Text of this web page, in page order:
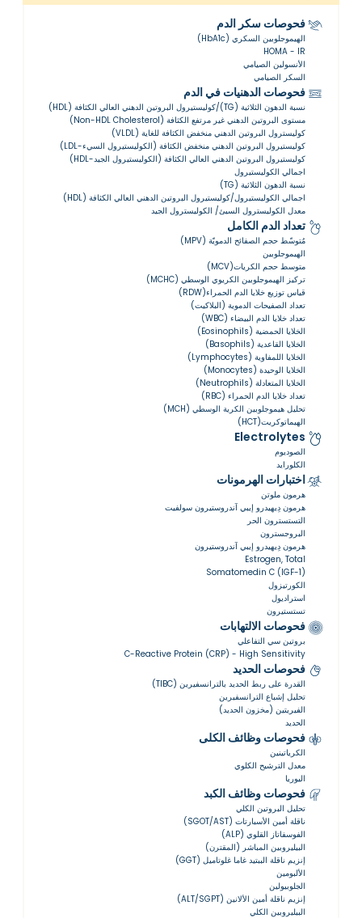
فحوصات سكر الدم
الهيموجلوبين السكري (HbA1c)
HOMA - IR
الأنسولين الصيامي
السكر الصيامي
فحوصات الدهنيات في الدم
نسبة الدهون الثلاثية (TG)/كوليستيرول البروتين الدهني العالي الكثافة (HDL)
مستوى البروتين الدهني غير مرتفع الكثافة (Non-HDL Cholesterol)
كوليسترول البروتين الدهني منخفض الكثافة للغاية (VLDL)
كوليستيرول البروتين الدهني منخفض الكثافة (الكوليستيرول السيء-LDL)
كوليستيرول البروتين الدهني العالي الكثافة (الكوليستيرول الجيد-HDL)
اجمالي الكوليستيرول
نسبة الدهون الثلاثية (TG)
اجمالي الكوليستيرول/كوليستيرول البروتين الدهني العالي الكثافة (HDL)
معدل الكوليسترول السيئ/ الكوليسترول الجيد
تعداد الدم الكامل
مُتوسّط ​​حجم الصفائح الدمويّة (MPV)
الهيموجلوبين
متوسط حجم الكريات(MCV)
تركيز الهيموجلوبين الكريوي الوسطي (MCHC)
قياس توزيع خلايا الدم الحمراء(RDW)
تعداد الصفيحات الدموية (البلاكيت)
تعداد خلايا الدم البيضاء (WBC)
الخلايا الحمضية (Eosinophils)
الخلايا القاعدية (Basophils)
الخلايا اللمفاوية (Lymphocytes)
الخلايا الوحيدة (Monocytes)
الخلايا المتعادلة (Neutrophils)
تعداد خلايا الدم الحمراء (RBC)
تحليل هيموجلوبين الكرية الوسطي (MCH)
الهيماتوكريت(HCT)
Electrolytes
الصوديوم
الكلورايد
اختبارات الهرمونات
هرمون ملوتن
هرمون دِيهيدرو إيبي آندروستيرون سولفيت
التستسترون الحر
البروجسترون
هرمون دِيهيدرو إيبي آندروستيرون
Estrogen, Total
Somatomedin C (IGF-1)
الكورتيزول
استراديول
تستستيرون
فحوصات الالتهابات
بروتين سي التفاعلي
C-Reactive Protein (CRP) - High Sensitivity
فحوصات الحديد
القدرة على ربط الحديد بالترانسفيرين (TIBC)
تحليل إشباع الترانسفيرين
الفيريتين (مخزون الحديد)
الحديد
فحوصات وظائف الكلى
الكرياتينين
معدل الترشيح الكلوي
اليوريا
فحوصات وظائف الكبد
تحليل البروتين الكلي
ناقلة أمين الأسبارتات (SGOT/AST)
الفوسفاتاز القلوي (ALP)
البيليروبين المباشر (المقترن)
إنزيم ناقلة الببتيد غاما غلوتاميل (GGT)
الألبومين
الجلوبيولين
إنزيم ناقلة أمين الألانين (ALT/SGPT)
البيليروبين الكلي